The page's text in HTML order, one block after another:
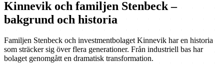
Kinnevik och familjen Stenbeck –
bakgrund och historia
Familjen Stenbeck och investmentbolaget Kinnevik har en historia
som sträcker sig över flera generationer. Från industriell bas har
bolaget genomgått en dramatisk transformation.